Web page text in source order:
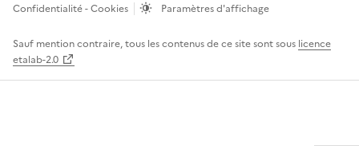
Confidentialité - Cookies
Paramètres d'affichage
Sauf mention contraire, tous les contenus de ce site sont sous licence
etalab-2.0